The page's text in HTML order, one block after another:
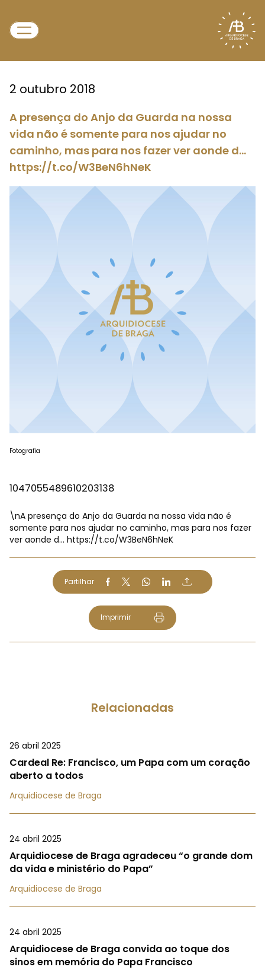
2 outubro 2018
A presença do Anjo da Guarda na nossa
vida não é somente para nos ajudar no
caminho, mas para nos fazer ver aonde d…
https://t.co/W3BeN6hNeK
Fotografia
1047055489610203138
\nA presença do Anjo da Guarda na nossa vida não é
somente para nos ajudar no caminho, mas para nos fazer
ver aonde d… https://t.co/W3BeN6hNeK
Partilhar
Imprimir
Relacionadas
26 abril 2025
Cardeal Re: Francisco, um Papa com um coração
aberto a todos
Arquidiocese de Braga
24 abril 2025
Arquidiocese de Braga agradeceu “o grande dom
da vida e ministério do Papa”
Arquidiocese de Braga
24 abril 2025
Arquidiocese de Braga convida ao toque dos
sinos em memória do Papa Francisco